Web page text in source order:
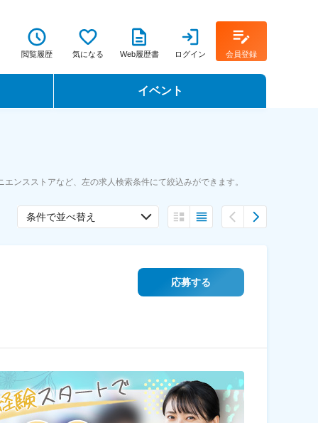
閲覧履歴 気になる Web履歴書 ログイン 会員登録
イベント
ンスストアなど、左の求人検索条件にて絞込みができます。
条件で並べ替え
応募する